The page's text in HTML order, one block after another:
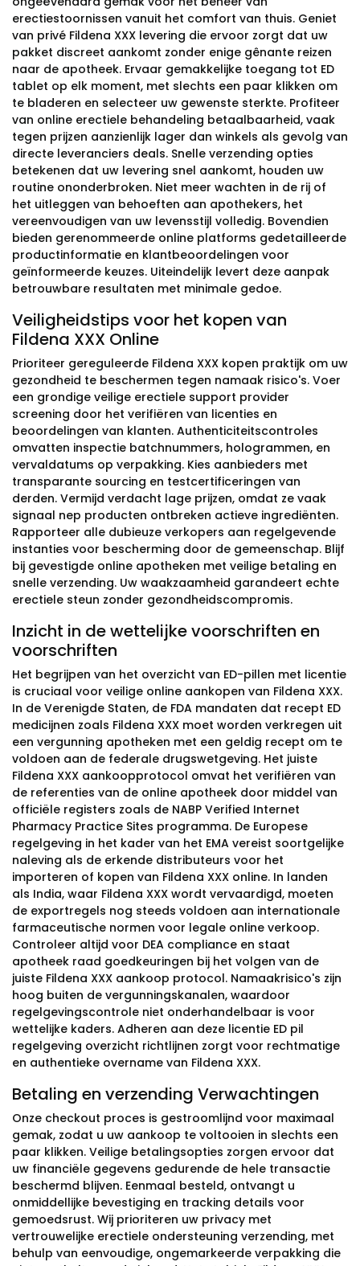
erectiestoornissen vanuit het comfort van thuis. Geniet
van privé Fildena XXX levering die ervoor zorgt dat uw
pakket discreet aankomt zonder enige gênante reizen
naar de apotheek. Ervaar gemakkelijke toegang tot ED
tablet op elk moment, met slechts een paar klikken om
te bladeren en selecteer uw gewenste sterkte. Profiteer
van online erectiele behandeling betaalbaarheid, vaak
tegen prijzen aanzienlijk lager dan winkels als gevolg van
directe leveranciers deals. Snelle verzending opties
betekenen dat uw levering snel aankomt, houden uw
routine ononderbroken. Niet meer wachten in de rij of
het uitleggen van behoeften aan apothekers, het
vereenvoudigen van uw levensstijl volledig. Bovendien
bieden gerenommeerde online platforms gedetailleerde
productinformatie en klantbeoordelingen voor
geïnformeerde keuzes. Uiteindelijk levert deze aanpak
betrouwbare resultaten met minimale gedoe.
Veiligheidstips voor het kopen van
Fildena XXX Online
Prioriteer gereguleerde Fildena XXX kopen praktijk om uw
gezondheid te beschermen tegen namaak risico's. Voer
een grondige veilige erectiele support provider
screening door het verifiëren van licenties en
beoordelingen van klanten. Authenticiteitscontroles
omvatten inspectie batchnummers, hologrammen, en
vervaldatums op verpakking. Kies aanbieders met
transparante sourcing en testcertificeringen van
derden. Vermijd verdacht lage prijzen, omdat ze vaak
signaal nep producten ontbreken actieve ingrediënten.
Rapporteer alle dubieuze verkopers aan regelgevende
instanties voor bescherming door de gemeenschap. Blijf
bij gevestigde online apotheken met veilige betaling en
snelle verzending. Uw waakzaamheid garandeert echte
erectiele steun zonder gezondheidscompromis.
Inzicht in de wettelijke voorschriften en
voorschriften
Het begrijpen van het overzicht van ED-pillen met licentie
is cruciaal voor veilige online aankopen van Fildena XXX.
In de Verenigde Staten, de FDA mandaten dat recept ED
medicijnen zoals Fildena XXX moet worden verkregen uit
een vergunning apotheken met een geldig recept om te
voldoen aan de federale drugswetgeving. Het juiste
Fildena XXX aankoopprotocol omvat het verifiëren van
de referenties van de online apotheek door middel van
officiële registers zoals de NABP Verified Internet
Pharmacy Practice Sites programma. De Europese
regelgeving in het kader van het EMA vereist soortgelijke
naleving als de erkende distributeurs voor het
importeren of kopen van Fildena XXX online. In landen
als India, waar Fildena XXX wordt vervaardigd, moeten
de exportregels nog steeds voldoen aan internationale
farmaceutische normen voor legale online verkoop.
Controleer altijd voor DEA compliance en staat
apotheek raad goedkeuringen bij het volgen van de
juiste Fildena XXX aankoop protocol. Namaakrisico's zijn
hoog buiten de vergunningskanalen, waardoor
regelgevingscontrole niet onderhandelbaar is voor
wettelijke kaders. Adheren aan deze licentie ED pil
regelgeving overzicht richtlijnen zorgt voor rechtmatige
en authentieke overname van Fildena XXX.
Betaling en verzending Verwachtingen
Onze checkout proces is gestroomlijnd voor maximaal
gemak, zodat u uw aankoop te voltooien in slechts een
paar klikken. Veilige betalingsopties zorgen ervoor dat
uw financiële gegevens gedurende de hele transactie
beschermd blijven. Eenmaal besteld, ontvangt u
onmiddellijke bevestiging en tracking details voor
gemoedsrust. Wij prioriteren uw privacy met
vertrouwelijke erectiele ondersteuning verzending, met
behulp van eenvoudige, ongemarkeerde verpakking die